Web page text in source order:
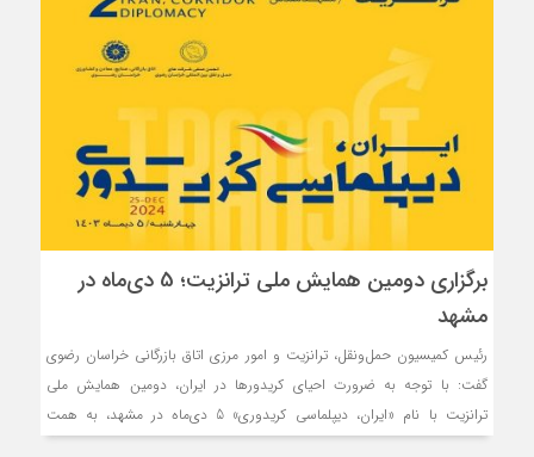
برگزاری دومین همایش ملی ترانزیت؛ 5 دی‌ماه در
مشهد
رئیس کمیسیون حمل‌ونقل، ترانزیت و امور مرزی اتاق بازرگانی خراسان رضوی
گفت: با توجه به ضرورت احیای کریدورها در ایران، دومین همایش ملی
ترانزیت با نام «ایران، دیپلماسی کریدوری» 5 دی‌ماه در مشهد، به همت
کمیسیون حمل و نقل، ترانزیت و امور مرزی اتاق بازرگانی خراسان رضوی و